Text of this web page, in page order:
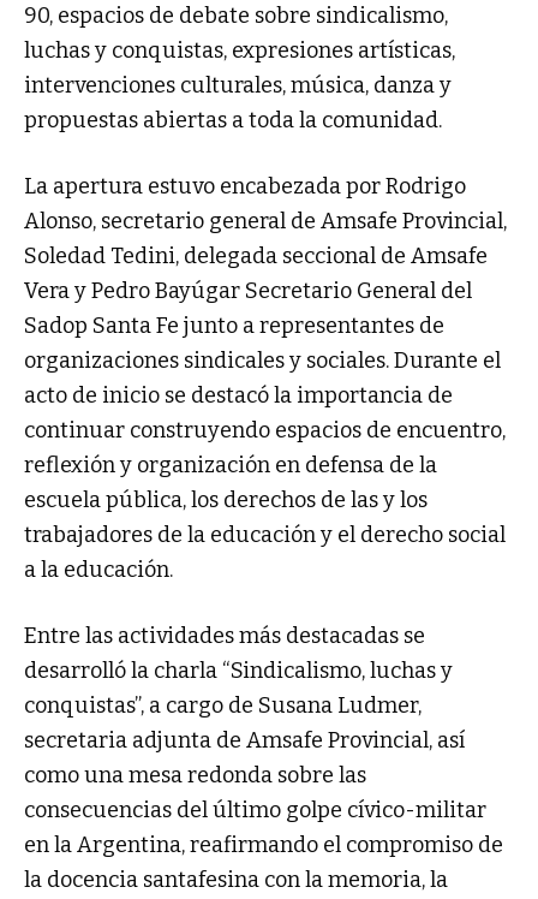
90, espacios de debate sobre sindicalismo,
luchas y conquistas, expresiones artísticas,
intervenciones culturales, música, danza y
propuestas abiertas a toda la comunidad.
La apertura estuvo encabezada por Rodrigo
Alonso, secretario general de Amsafe Provincial,
Soledad Tedini, delegada seccional de Amsafe
Vera y Pedro Bayúgar Secretario General del
Sadop Santa Fe junto a representantes de
organizaciones sindicales y sociales. Durante el
acto de inicio se destacó la importancia de
continuar construyendo espacios de encuentro,
reflexión y organización en defensa de la
escuela pública, los derechos de las y los
trabajadores de la educación y el derecho social
a la educación.
Entre las actividades más destacadas se
desarrolló la charla “Sindicalismo, luchas y
conquistas”, a cargo de Susana Ludmer,
secretaria adjunta de Amsafe Provincial, así
como una mesa redonda sobre las
consecuencias del último golpe cívico-militar
en la Argentina, reafirmando el compromiso de
la docencia santafesina con la memoria, la